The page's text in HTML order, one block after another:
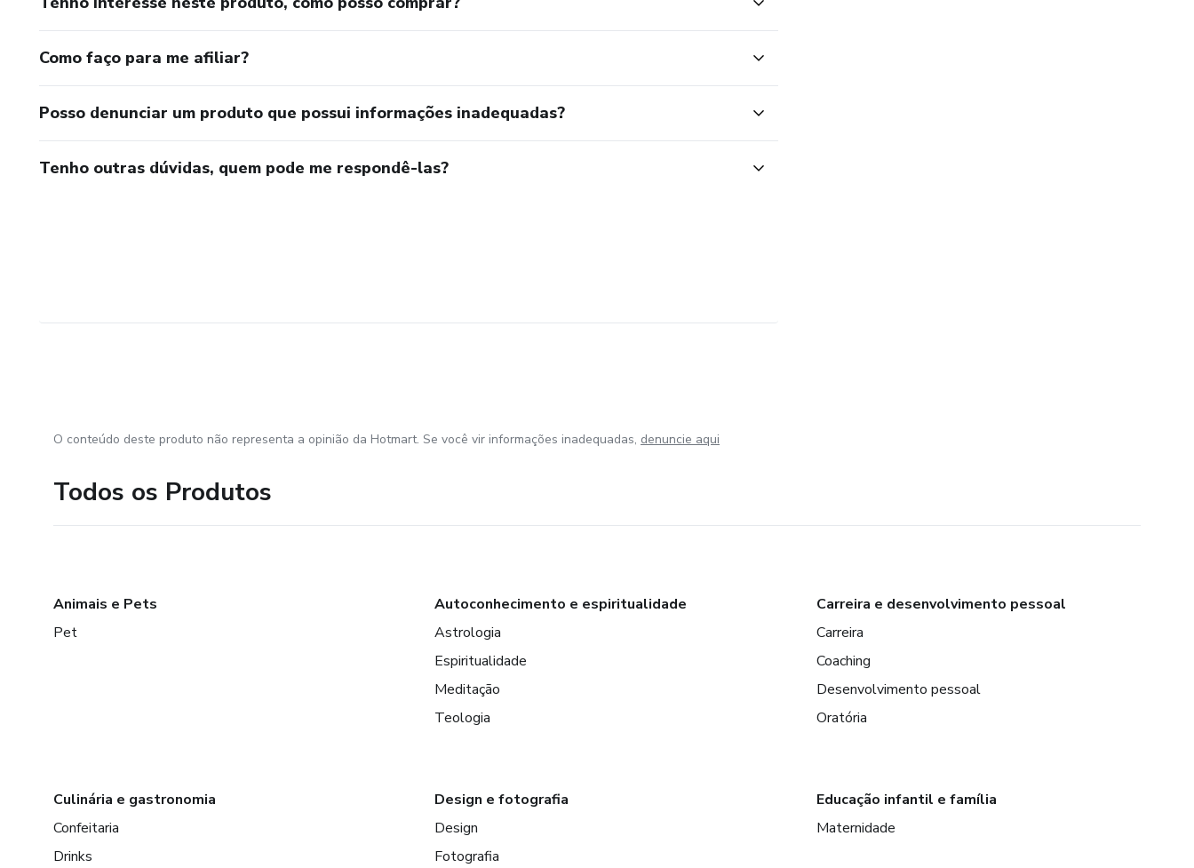
Como faço para me afiliar?
Posso denunciar um produto que possui informações inadequadas?
Tenho outras dúvidas, quem pode me respondê-las?
O conteúdo deste produto não representa a opinião da Hotmart. Se você vir informações inadequadas, denuncie aqui
Todos os Produtos
Animais e Pets
Pet
Autoconhecimento e espiritualidade
Astrologia
Espiritualidade
Meditação
Teologia
Carreira e desenvolvimento pessoal
Carreira
Coaching
Desenvolvimento pessoal
Oratória
Culinária e gastronomia
Confeitaria
Drinks
Design e fotografia
Design
Fotografia
Educação infantil e família
Maternidade